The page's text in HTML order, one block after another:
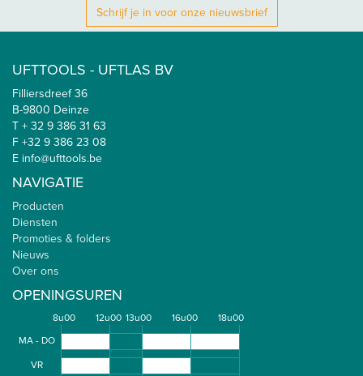
Schrijf je in voor onze nieuwsbrief
UFTTOOLS - UFTLAS BV
Filliersdreef 36
B-9800 Deinze
T + 32 9 386 31 63
F +32 9 386 23 08
E info@ufttools.be
NAVIGATIE
Producten
Diensten
Promoties & folders
Nieuws
Over ons
OPENINGSUREN
8u00 12u00 13u00 16u00
18u00
MA - DO
VR